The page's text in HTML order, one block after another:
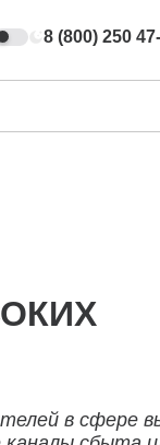
8 (800) 250
в сфере